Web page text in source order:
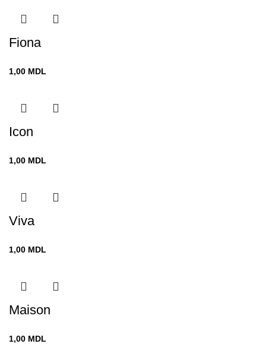
Fiona
1,00 MDL
Icon
1,00 MDL
Viva
1,00 MDL
Maison
1,00 MDL